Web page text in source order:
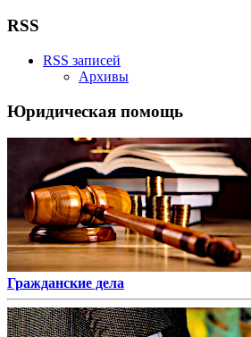
RSS
RSS записей
Архивы
Юридическая помощь
Гражданские дела